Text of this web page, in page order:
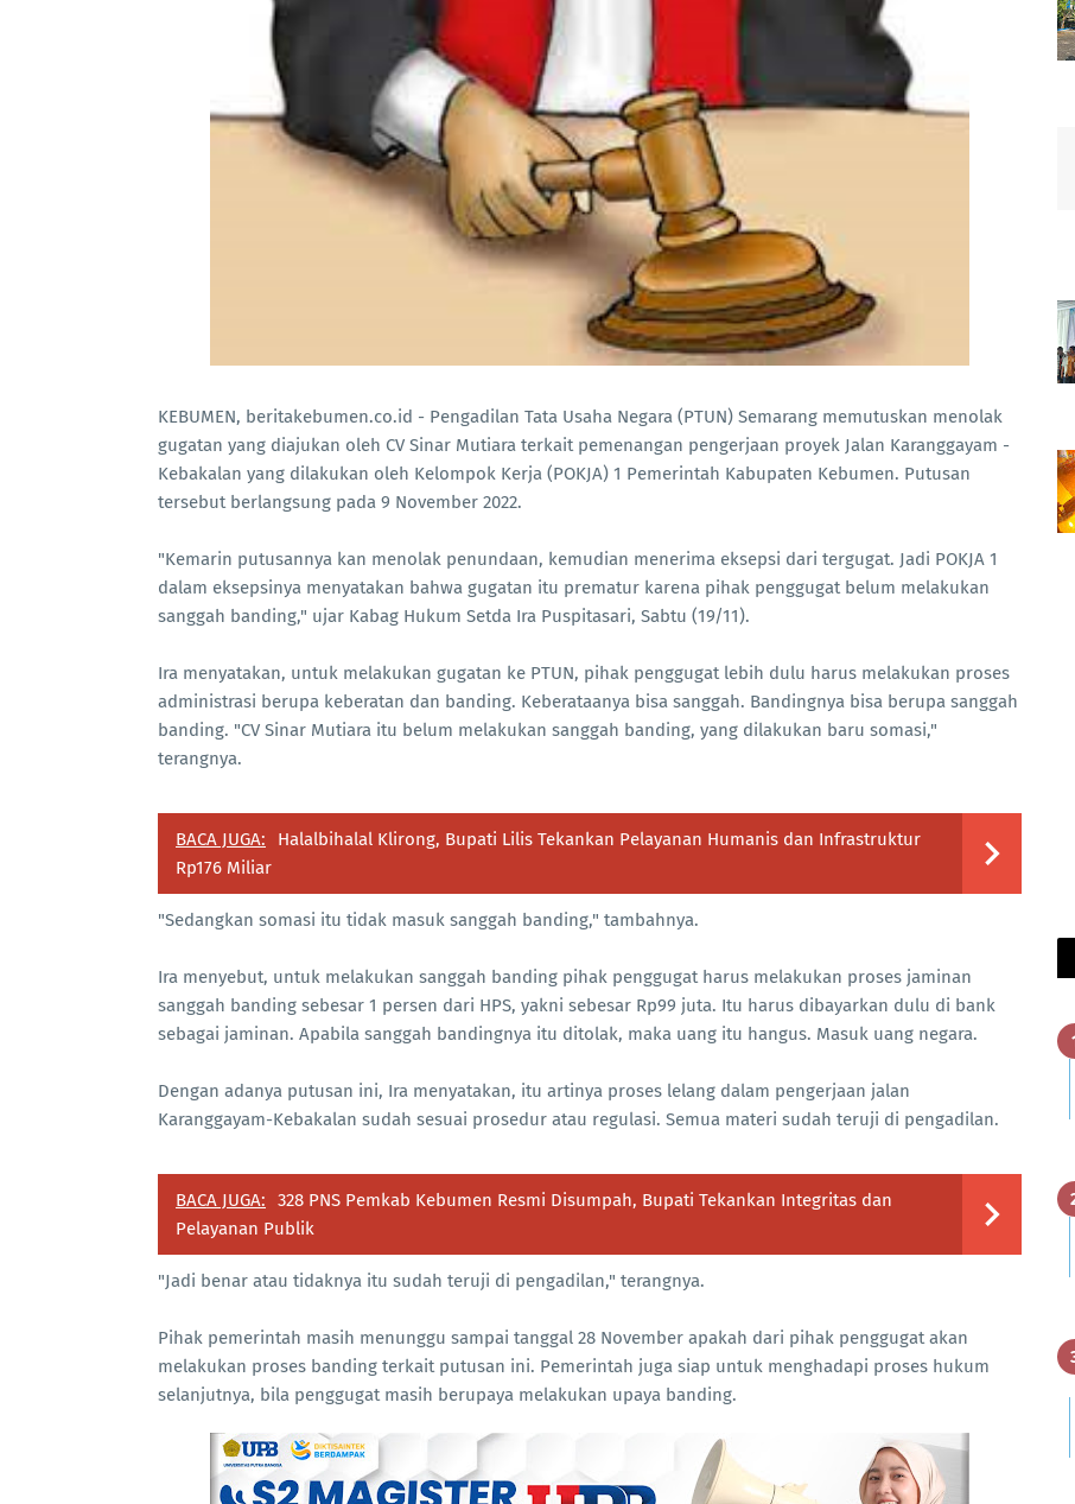
KEBUMEN, beritakebumen.co.id - Pengadilan Tata Usaha Negara (PTUN) Semarang memutuskan menolak
gugatan yang diajukan oleh CV Sinar Mutiara terkait pemenangan pengerjaan proyek Jalan Karanggayam -
Kebakalan yang dilakukan oleh Kelompok Kerja (POKJA) 1 Pemerintah Kabupaten Kebumen. Putusan
tersebut berlangsung pada 9 November 2022.
"Kemarin putusannya kan menolak penundaan, kemudian menerima eksepsi dari tergugat. Jadi POKJA 1
dalam eksepsinya menyatakan bahwa gugatan itu prematur karena pihak penggugat belum melakukan
sanggah banding," ujar Kabag Hukum Setda Ira Puspitasari, Sabtu (19/11).
Ira menyatakan, untuk melakukan gugatan ke PTUN, pihak penggugat lebih dulu harus melakukan proses
administrasi berupa keberatan dan banding. Keberataanya bisa sanggah. Bandingnya bisa berupa sanggah
banding. "CV Sinar Mutiara itu belum melakukan sanggah banding, yang dilakukan baru somasi,"
terangnya.
BACA JUGA:
Halalbihalal Klirong, Bupati Lilis Tekankan Pelayanan Humanis dan Infrastruktur
Rp176 Miliar
"Sedangkan somasi itu tidak masuk sanggah banding," tambahnya.
Ira menyebut, untuk melakukan sanggah banding pihak penggugat harus melakukan proses jaminan
sanggah banding sebesar 1 persen dari HPS, yakni sebesar Rp99 juta. Itu harus dibayarkan dulu di bank
sebagai jaminan. Apabila sanggah bandingnya itu ditolak, maka uang itu hangus. Masuk uang negara.
Dengan adanya putusan ini, Ira menyatakan, itu artinya proses lelang dalam pengerjaan jalan
Karanggayam-Kebakalan sudah sesuai prosedur atau regulasi. Semua materi sudah teruji di pengadilan.
BACA JUGA:
328 PNS Pemkab Kebumen Resmi Disumpah, Bupati Tekankan Integritas dan
Pelayanan Publik
"Jadi benar atau tidaknya itu sudah teruji di pengadilan," terangnya.
Pihak pemerintah masih menunggu sampai tanggal 28 November apakah dari pihak penggugat akan
melakukan proses banding terkait putusan ini. Pemerintah juga siap untuk menghadapi proses hukum
selanjutnya, bila penggugat masih berupaya melakukan upaya banding.